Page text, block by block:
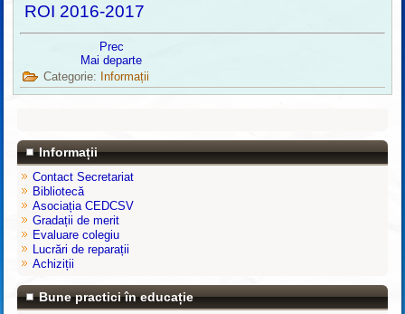
ROI 2016-2017
Prec
Mai departe
Categorie: Informații
Informații
Contact Secretariat
Bibliotecă
Asociația CEDCSV
Gradații de merit
Evaluare colegiu
Lucrări de reparații
Achiziții
Bune practici în educație